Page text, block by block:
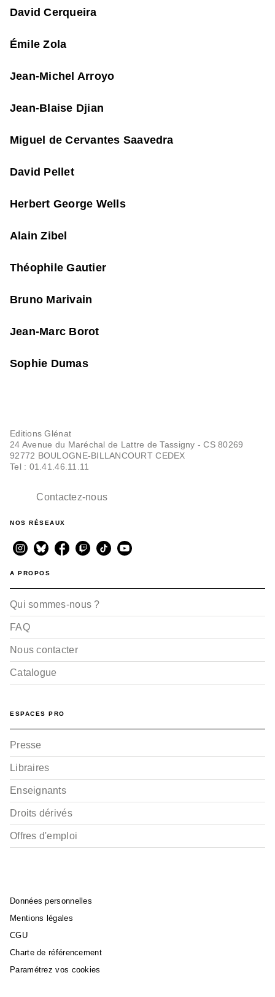
David Cerqueira
Émile Zola
Jean-Michel Arroyo
Jean-Blaise Djian
Miguel de Cervantes Saavedra
David Pellet
Herbert George Wells
Alain Zibel
Théophile Gautier
Bruno Marivain
Jean-Marc Borot
Sophie Dumas
Editions Glénat
24 Avenue du Maréchal de Lattre de Tassigny - CS 80269
92772 BOULOGNE-BILLANCOURT CEDEX
Tel : 01.41.46.11.11
Contactez-nous
NOS RÉSEAUX
A PROPOS
Qui sommes-nous ?
FAQ
Nous contacter
Catalogue
ESPACES PRO
Presse
Libraires
Enseignants
Droits dérivés
Offres d'emploi
Données personnelles
Mentions légales
CGU
Charte de référencement
Paramétrez vos cookies